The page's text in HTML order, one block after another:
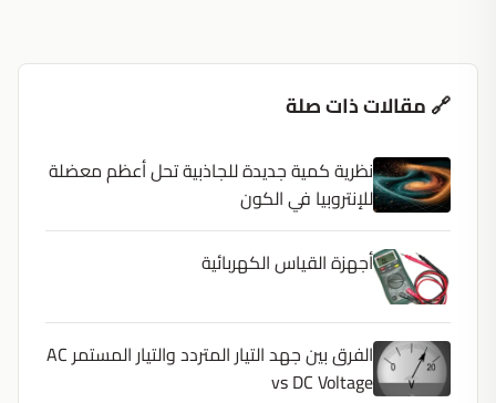
🔗 مقالات ذات صلة
نظرية كمية جديدة للجاذبية تحل أعظم معضلة
للإنتروبيا في الكون
أجهزة القياس الكهربائية
الفرق بين جهد التيار المتردد والتيار المستمر AC
vs DC Voltage